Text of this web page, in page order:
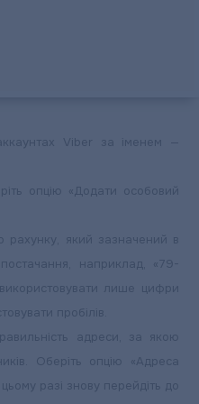
Viber за іменем —
опцію «Додати особовий
рахунку, який зазначений в
наприклад, «79-
лише цифри
пробілів.
адреси, за якою
Оберіть опцію «Адреса
разі знову перейдіть до